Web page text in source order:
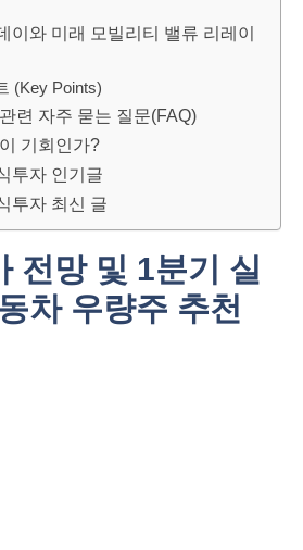
이와 미래 모빌리티 밸류 리레이
(Key Points)
련 자주 묻는 질문(FAQ)
기회인가?
투자 인기글
투자 최신 글
전망 및 1분기 실
차 우량주 추천